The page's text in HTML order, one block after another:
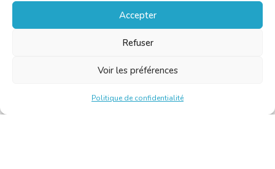
Accepter
Refuser
Voir les préférences
Politique de confidentialité